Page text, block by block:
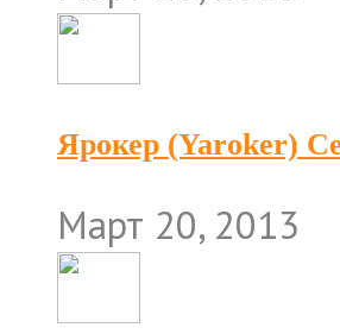
Ярокер (Yaroker)
Март 20, 2013